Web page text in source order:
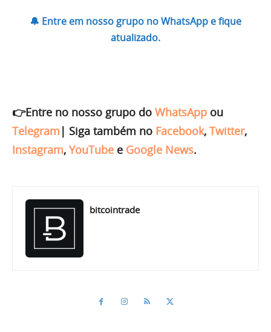
🔔 Entre em nosso grupo no WhatsApp e fique
atualizado.
👉Entre no nosso grupo do WhatsApp ou
Telegram | Siga também no Facebook, Twitter,
Instagram, YouTube e Google News.
bitcointrade